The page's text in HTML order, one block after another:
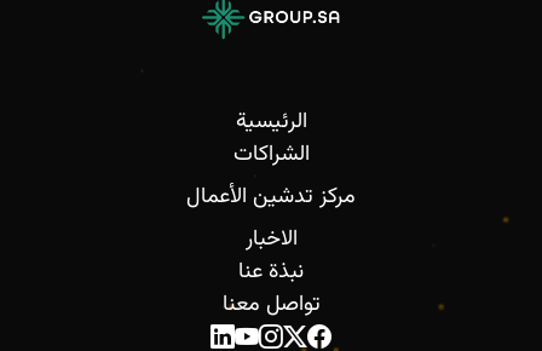
الرئيسية
الشراكات
مركز تدشين الأعمال
الاخبار
نبذة عنا
تواصل معنا